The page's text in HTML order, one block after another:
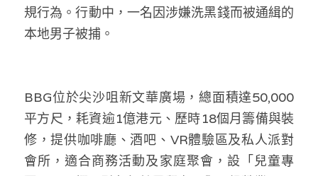
KOL 精選
龔靜儀大律師專欄
陳貴春大律師專欄
規行為。行動中，一名因涉嫌洗黑錢而被通緝的
本地男子被捕。
BBG位於尖沙咀新文華廣場，總面積達50,000
平方尺，耗資逾1億港元、歷時18個月籌備與裝
修，提供咖啡廳、酒吧、VR體驗區及私人派對
會所，適合商務活動及家庭聚會，設「兒童專